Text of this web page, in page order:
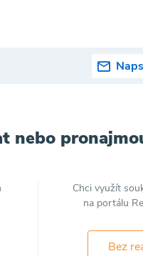
nebo
Chci využít
na portálu
Bez